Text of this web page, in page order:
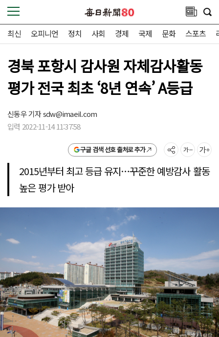
최신 오피니언 정치 사회 경제 국제 문화 스포츠
경북 포항시 감사원 자체감사활동
평가 전국 최초 ‘8년 연속’ A등급
신동우 기자sdw@imaeil.com
입력 2022-11-14 11:37:58
구글 검색 선호 출처로 추가
2015년부터 최고 등급 유지…꾸준한 예방감사 활동
높은 평가 받아